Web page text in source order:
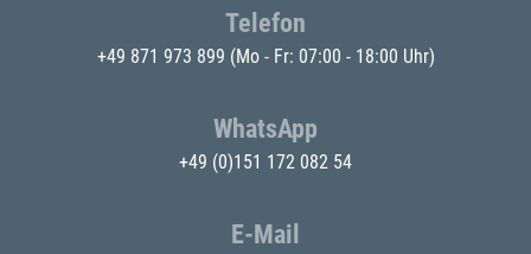
Telefon
+49 871 973 899 (Mo - Fr: 07:00 - 18:00 Uhr)
WhatsApp
+49 (0)151 172 082 54
E-Mail